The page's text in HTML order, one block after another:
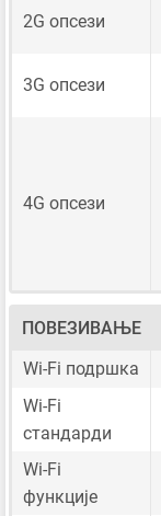
2G опсези
3G опсези
4G опсези
ПОВЕЗИВАЊЕ
Wi-Fi подршка
Wi-Fi
стандарди
Wi-Fi
функције